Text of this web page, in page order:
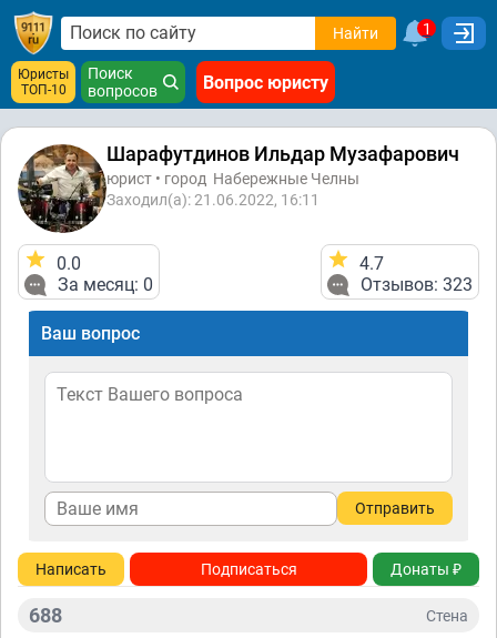
Найти 1
Юристы
ТОП-10
Поиск
вопросов
Вопрос юристу
Шарафутдинов Ильдар Музафарович
юрист • город Набережные Челны
Заходил(а): 21.06.2022, 16:11
0.0
За месяц: 0
4.7
Отзывов: 323
Ваш вопрос
Отправить
Написать Подписаться Донаты ₽
688 Стена